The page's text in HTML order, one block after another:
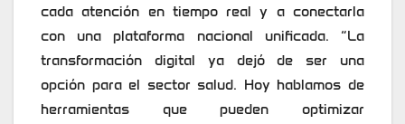
cada atención en tiempo real y a conectarla
con una plataforma nacional unificada. “La
transformación digital ya dejó de ser una
opción para el sector salud. Hoy hablamos de
herramientas que pueden optimizar